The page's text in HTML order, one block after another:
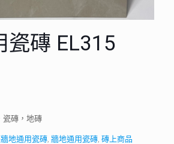
瓷磚 EL315
瓷磚，地磚
地通用瓷磚, 牆地通用瓷磚, 磚上商品